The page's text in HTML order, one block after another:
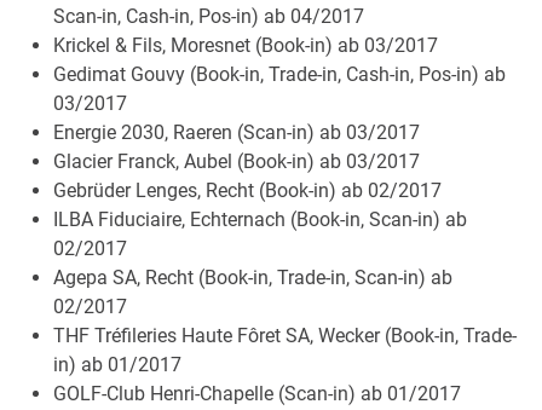
Scan-in, Cash-in, Pos-in) ab 04/2017
Krickel & Fils, Moresnet (Book-in) ab 03/2017
Gedimat Gouvy (Book-in, Trade-in, Cash-in, Pos-in) ab
03/2017
Energie 2030, Raeren (Scan-in) ab 03/2017
Glacier Franck, Aubel (Book-in) ab 03/2017
Gebrüder Lenges, Recht (Book-in) ab 02/2017
ILBA Fiduciaire, Echternach (Book-in, Scan-in) ab
02/2017
Agepa SA, Recht (Book-in, Trade-in, Scan-in) ab
02/2017
THF Tréfileries Haute Fôret SA, Wecker (Book-in, Trade-
in) ab 01/2017
GOLF-Club Henri-Chapelle (Scan-in) ab 01/2017